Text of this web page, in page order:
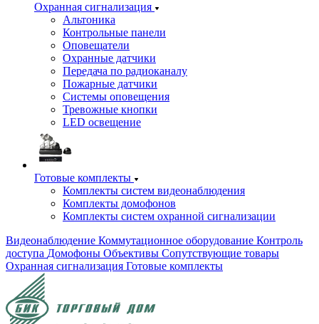
Охранная сигнализация
Альтоника
Контрольные панели
Оповещатели
Охранные датчики
Передача по радиоканалу
Пожарные датчики
Системы оповещения
Тревожные кнопки
LED освещение
Готовые комплекты
Комплекты систем видеонаблюдения
Комплекты домофонов
Комплекты систем охранной сигнализации
Видеонаблюдение Коммутационное оборудование Контроль
доступа Домофоны Объективы Сопутствующие товары
Охранная сигнализация Готовые комплекты